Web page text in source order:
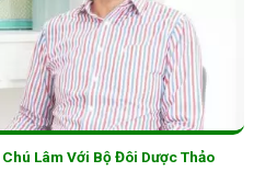
Lâm Với Bộ Đôi Dược Thảo